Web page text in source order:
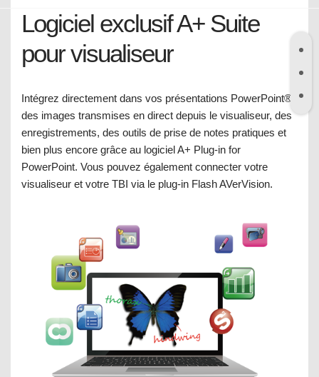
Logiciel exclusif A+ Suite
pour visualiseur
Intégrez directement dans vos présentations PowerPoint®
des images transmises en direct depuis le visualiseur, des
enregistrements, des outils de prise de notes pratiques et
bien plus encore grâce au logiciel A+ Plug-in for
PowerPoint. Vous pouvez également connecter votre
visualiseur et votre TBI via le plug-in Flash AVerVision.